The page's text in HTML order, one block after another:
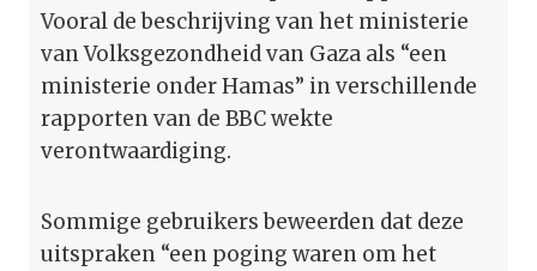
Vooral de beschrijving van het ministerie
van Volksgezondheid van Gaza als “een
ministerie onder Hamas” in verschillende
rapporten van de BBC wekte
verontwaardiging.
Sommige gebruikers beweerden dat deze
uitspraken “een poging waren om het